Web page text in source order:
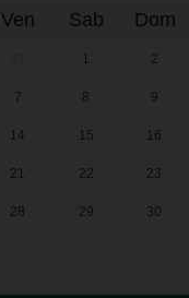
Ven Sab Dom
1 2
7 8 9
14 15 16
21 22 23
28 29 30